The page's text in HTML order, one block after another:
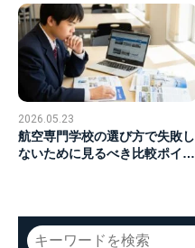
2026.05.23
航空専門学校の選び方で失敗し
ないために見るべき比較ポイン